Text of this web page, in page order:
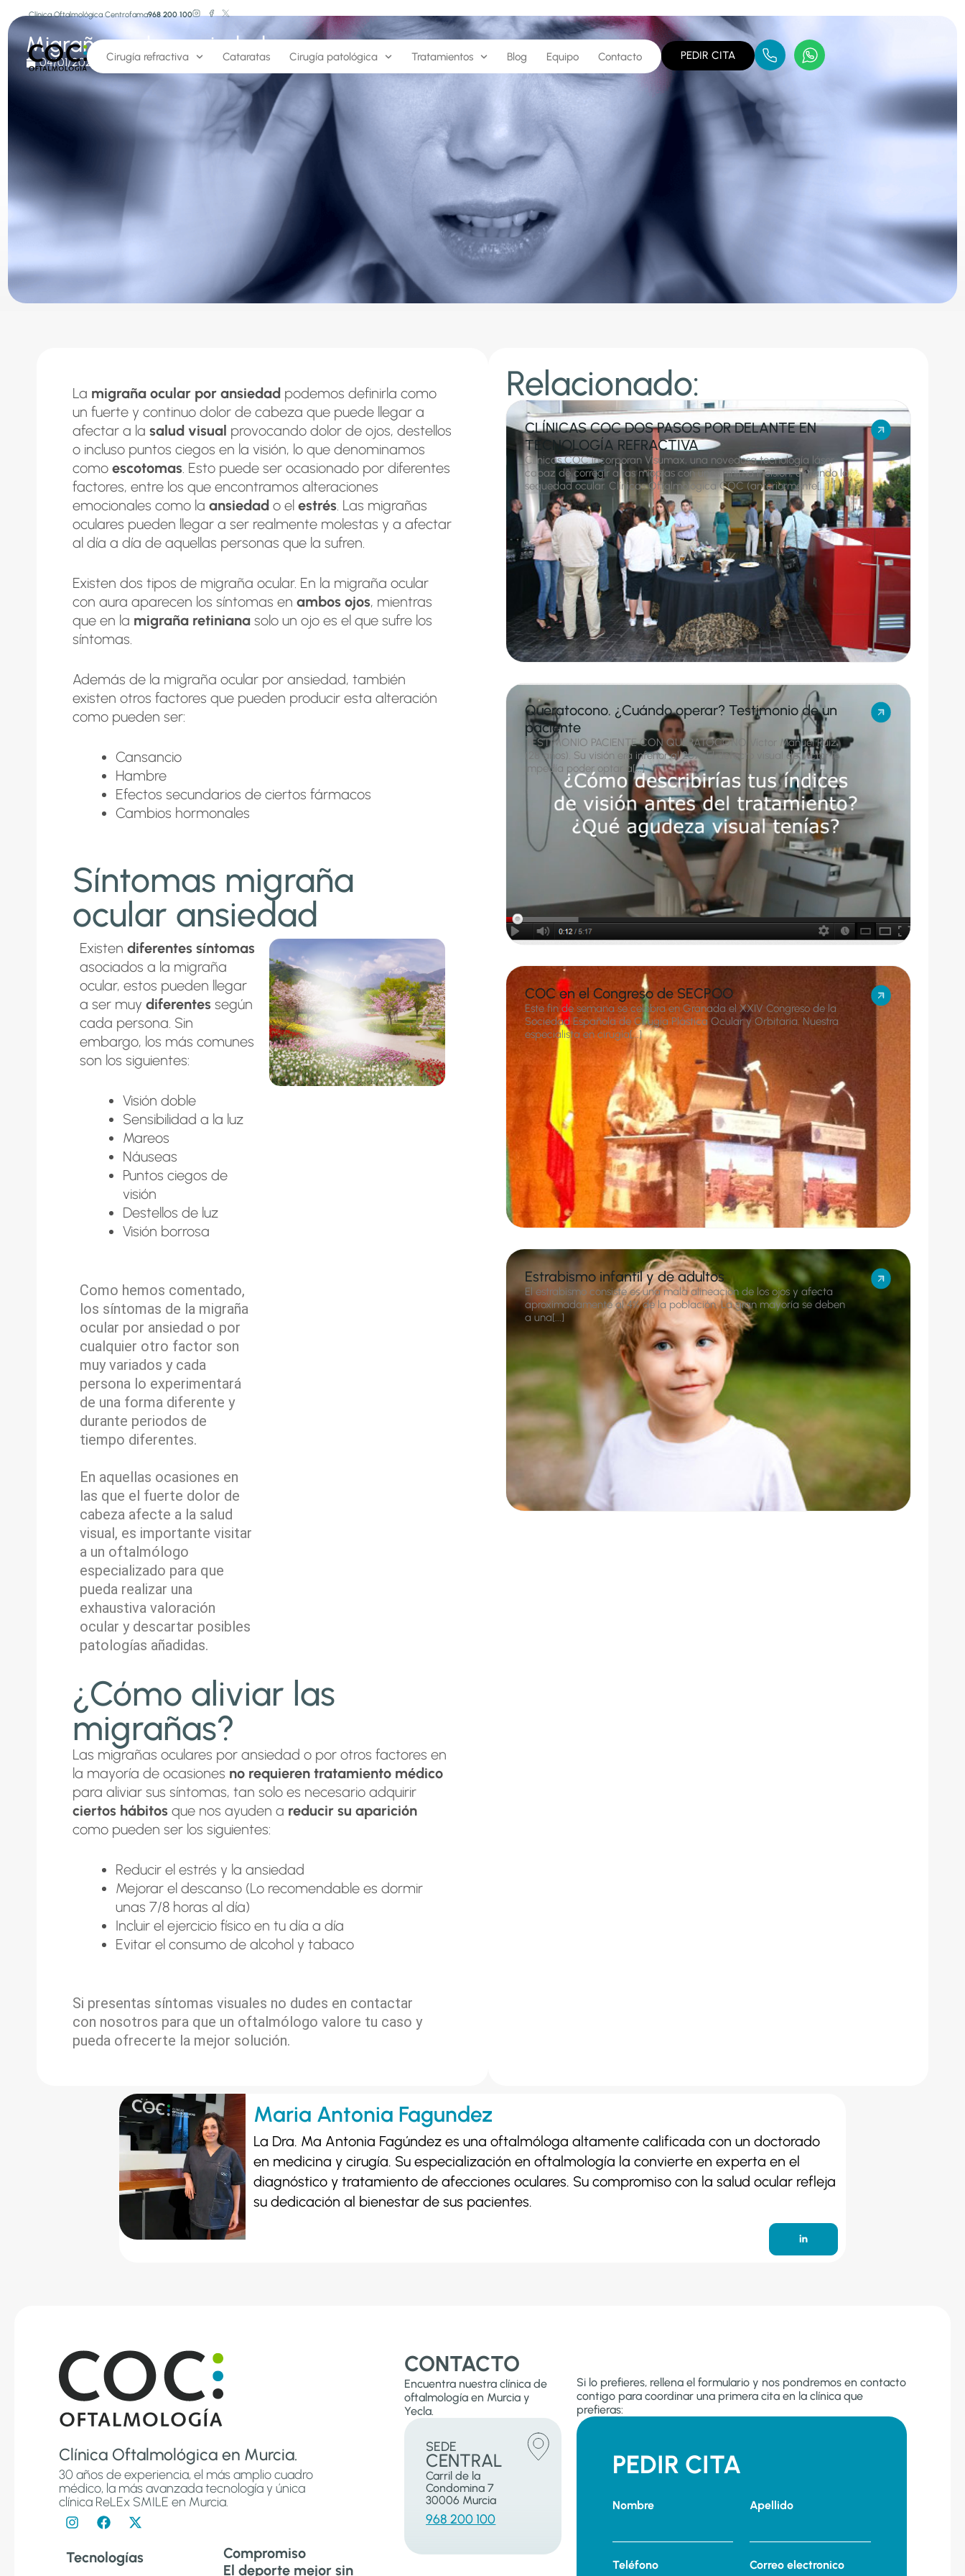
Clínica Oftalmológica Centrofama968 200 100
Cirugía refractiva Cataratas Cirugía patológica Tratamientos Blog Equipo Contacto PEDIR CITA
Migraña ocular ansiedad
04/01/2023
La migraña ocular por ansiedadpodemos definirla como
un fuerte y continuo dolor de cabeza que puede llegar a
afectar a la salud visual provocando dolor de ojos, destellos
o incluso puntos ciegos en la visión, lo que denominamos
comoescotomas. Esto puede ser ocasionado por diferentes
factores, entre los que encontramos alteraciones
emocionales como la ansiedado el estrés. Las migrañas
oculares pueden llegar a ser realmente molestas y a afectar
al día a día de aquellas personas que la sufren.
Existen dos tipos de migraña ocular. En la migraña ocular
con aura aparecen los síntomas en ambos ojos, mientras
que en la migraña retinianasolo un ojo es el que sufre los
síntomas.
Además de la migraña ocular por ansiedad, también
existen otros factores que pueden producir esta alteración
como pueden ser:
Cansancio
Hambre
Efectos secundarios de ciertos fármacos
Cambios hormonales
Síntomas migraña
ocular ansiedad
Existen diferentes síntomas
asociados a la migraña
ocular, estos pueden llegar
a ser muy diferentes según
cada persona. Sin
embargo, los más comunes
son los siguientes:
Visión doble
Sensibilidad a la luz
Mareos
Náuseas
Puntos ciegos de
visión
Destellos de luz
Visión borrosa
Como hemos comentado,
los síntomas de la migraña
ocular por ansiedad o por
cualquier otro factor son
muy variados y cada
persona lo experimentará
de una forma diferente y
durante periodos de
tiempo diferentes.
En aquellas ocasiones en
las que el fuerte dolor de
cabeza afecte a la salud
visual, es importante visitar
a un oftalmólogo
especializado para que
pueda realizar una
exhaustiva valoración
ocular y descartar posibles
patologías añadidas.
¿Cómo aliviar las
migrañas?
Las migrañas oculares por ansiedad o por otros factores en
la mayoría de ocasiones no requieren tratamiento médico
para aliviar sus síntomas, tan solo es necesario adquirir
ciertos hábitos que nos ayuden a reducir su aparición
como pueden ser los siguientes:
Reducir el estrés y la ansiedad
Mejorar el descanso (Lo recomendable es dormir
unas 7/8 horas al día)
Incluir el ejercicio físico en tu día a día
Evitar el consumo de alcohol y tabaco
Si presentas síntomas visuales no dudes en contactar
con nosotros para que un oftalmólogo valore tu caso y
pueda ofrecerte la mejor solución.
Relacionado:
CLÍNICAS COC DOS PASOS POR DELANTE EN
TECNOLOGÍA REFRACTIVA
Clínicas COC incorporan Visumax, una novedosa tecnología láser
capaz de corregir altas miopías con una mínima incisión, evitando la
sequedad ocular. Clínicas Oftalmológica COC (anteriormente[...]
Queratocono. ¿Cuándo operar? Testimonio de un
paciente
TESTIMONIO PACIENTE CON QUERATOCONO Víctor Manuel Ruíz
(28 años). Su visión era inferior al 20%. El defecto visual de Víctor le
impedía poder optar a[...]
COC en el Congreso de SECPOO
Este fin de semana se celebra en Granada el XXIV Congreso de la
Sociedad Española de Cirugía Plástica Ocular y Orbitaria. Nuestra
especialista en cirugía[...]
Estrabismo infantil y de adultos
El estrabismo consiste es una mala alineación de los ojos y afecta
aproximadamente al 4% de la población. La gran mayoría se deben
a una[...]
Maria Antonia Fagundez
La Dra. Mª Antonia Fagúndez es una oftalmóloga altamente calificada con un doctorado
en medicina y cirugía. Su especialización en oftalmología la convierte en experta en el
diagnóstico y tratamiento de afecciones oculares. Su compromiso con la salud ocular refleja
su dedicación al bienestar de sus pacientes.
Clínica Oftalmológica en Murcia.
30 años de experiencia, el más amplio cuadro
médico, la más avanzada tecnología y única
clínica ReLEx SMILE en Murcia.
Tecnologías
Compromiso
El deporte mejor sin
CONTACTO
Encuentra nuestra clínica de
oftalmología en Murcia y
Yecla.
SEDE
CENTRAL
Carril de la
Condomina 7
30006 Murcia
968 200 100
Si lo prefieres, rellena el formulario y nos pondremos en contacto
contigo para coordinar una primera cita en la clínica que
prefieras:
PEDIR CITA
Nombre Apellido
Teléfono Correo electronico